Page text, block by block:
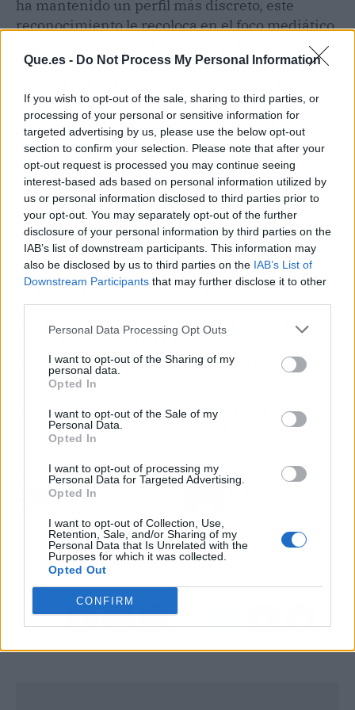
Que.es - Do Not Process My Personal Information
If you wish to opt-out of the sale, sharing to third parties, or
processing of your personal or sensitive information for
targeted advertising by us, please use the below opt-out
section to confirm your selection. Please note that after your
opt-out request is processed you may continue seeing
interest-based ads based on personal information utilized by
us or personal information disclosed to third parties prior to
your opt-out. You may separately opt-out of the further
disclosure of your personal information by third parties on the
IAB’s list of downstream participants. This information may
also be disclosed by us to third parties on the IAB’s List of
Downstream Participants that may further disclose it to other
Personal Data Processing Opt Outs
I want to opt-out of the Sharing of my
personal data.
Opted In
I want to opt-out of the Sale of my
Personal Data.
Opted In
I want to opt-out of processing my
Personal Data for Targeted Advertising.
Opted In
I want to opt-out of Collection, Use,
Retention, Sale, and/or Sharing of my
Personal Data that Is Unrelated with the
Purposes for which it was collected.
Opted Out
CONFIRM
ha mantenido un perfil más discreto, este
reconocimiento le recoloca en el foco mediático
recoger este premio, pero la combinación de
sorpresa, hija en el escenario y una carrera de
más de 40 años puso la piel de gallina a medio
mundo. Los vídeos del momento ya suman
millones de reproducciones en redes, y la frase
"es más que un Óscar" se ha convertido en un
mantra para los cinéfilos. Cannes 2026 ya tiene
su momento viral.
El chisme en 3 claves (TL;DR)
'Pulp Fiction', y su hija Ella Bleu.
¿Cuál es el drama?Recibió por sorpresa la Palma de Oro de
Honor, lloró en directo y dijo que es más que un Óscar.
¿Por qué todo internet habla de esto?
Porque un actor de
71 años emocionándose de verdad es oro puro para las redes.
Artículo anterior
Sneakerinas Converse
zapatillas-bailarina en
color nata que arrasan
en tendencia
Artículo siguiente
desmentido